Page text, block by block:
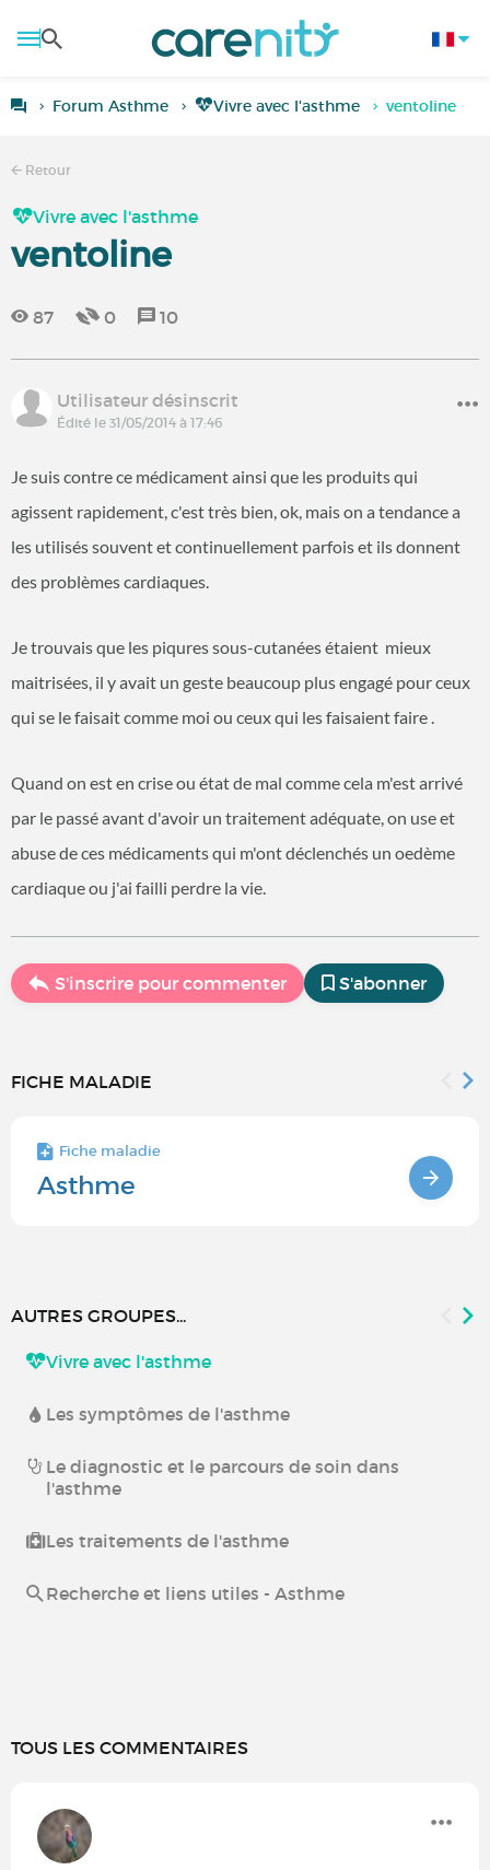
Forum Asthme Vivre avec l'asthme ventoline
Retour
Vivre avec l'asthme
ventoline
87 0 10
Utilisateur désinscrit
Édité le 31/05/2014 à 17:46
Je suis contre ce médicament ainsi que les produits qui
agissent rapidement, c'est très bien, ok, mais on a tendance a
les utilisés souvent et continuellement parfois et ils donnent
des problèmes cardiaques.
Je trouvais que les piqures sous-cutanées étaient mieux
maitrisées, il y avait un geste beaucoup plus engagé pour ceux
qui se le faisait comme moi ou ceux qui les faisaient faire .
Quand on est en crise ou état de mal comme cela m'est arrivé
par le passé avant d'avoir un traitement adéquate, on use et
abuse de ces médicaments qui m'ont déclenchés un oedème
cardiaque ou j'ai failli perdre la vie.
S'inscrire pour commenter S'abonner
FICHE MALADIE
Fiche maladie
Asthme
AUTRES GROUPES...
Vivre avec l'asthme
Les symptômes de l'asthme
Le diagnostic et le parcours de soin dans
l'asthme
Les traitements de l'asthme
Recherche et liens utiles - Asthme
TOUS LES COMMENTAIRES